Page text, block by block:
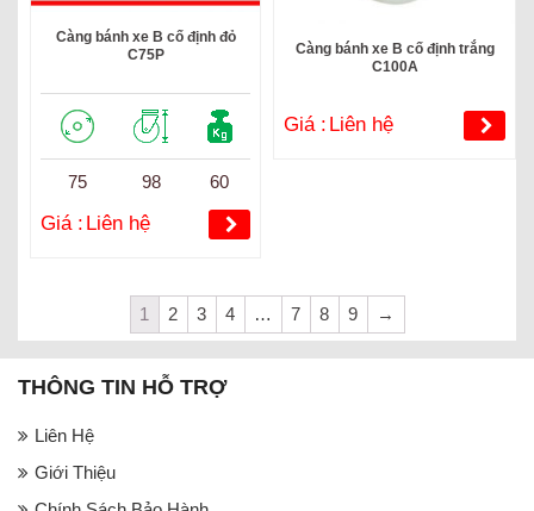
Càng bánh xe B cố định đỏ
C75P
75 98 60
Giá : Liên hệ
Càng bánh xe B cố định trắng
C100A
Giá : Liên hệ
1 2 3 4 … 7 8 9 →
THÔNG TIN HỖ TRỢ
Liên Hệ
Giới Thiệu